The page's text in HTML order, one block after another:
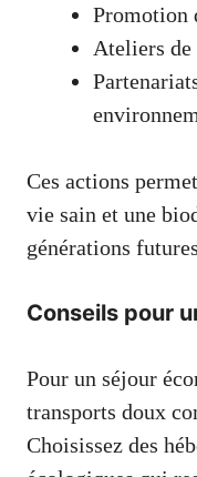
Promotion
Ateliers
Ces actions
vie sain et une
générations
Conseils pour
Pour un séjour
transports doux
Choisissez des